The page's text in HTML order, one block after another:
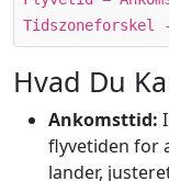
Tidszoneforskel
Hvad Du
Ankomsttid:
flyvetiden for
lander,